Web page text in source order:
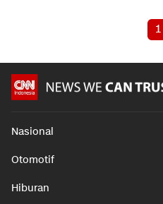
1
Nasional
Otomotif
Hiburan